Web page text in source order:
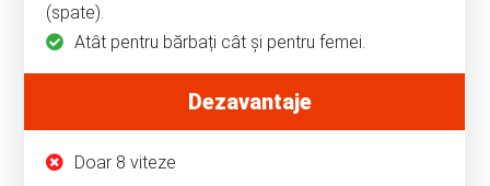
(spate).
Atât pentru bărbați cât și pentru femei.
Dezavantaje
Doar 8 viteze